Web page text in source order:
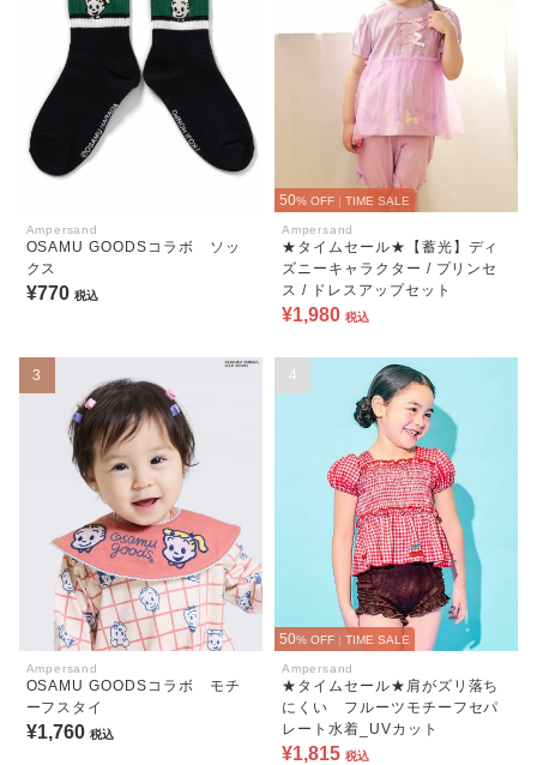
Ampersand
OSAMU GOODSコラボ ソッ
クス
¥770 税込
50% OFF TIME SALE
Ampersand
★タイムセール★【蓄光】ディ
ズニーキャラクター / プリンセ
ス / ドレスアップセット
¥1,980 税込
3
Ampersand
OSAMU GOODSコラボ モチ
ーフスタイ
¥1,760 税込
4
50% OFF | TIME SALE
Ampersand
★タイムセール★肩がズリ落ち
にくい フルーツモチーフセパ
レート水着_UVカット
¥1,815 税込